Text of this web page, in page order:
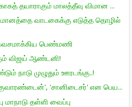
தயாராகும் மாலத்தீவு விமான ...
வாடகைக்கு எடுத்த தொழில்
பெண்மணி
விஜய் ஆண்டனி!
நாடு முழுதும் ஊரடங்கு..!
'சானிடைசர்' என பெய...
தள்ளி வைப்பு